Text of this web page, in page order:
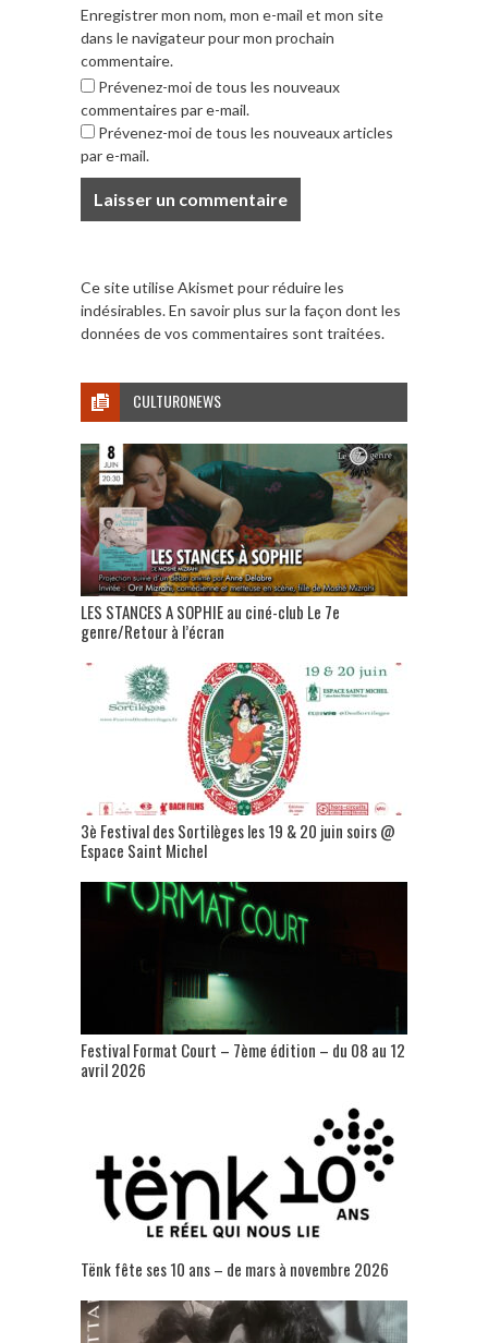
Enregistrer mon nom, mon e-mail et mon site
dans le navigateur pour mon prochain
commentaire.
Prévenez-moi de tous les nouveaux
commentaires par e-mail.
Prévenez-moi de tous les nouveaux articles
par e-mail.
Ce site utilise Akismet pour réduire les
indésirables.En savoir plus sur la façon dont les
données de vos commentaires sont traitées.
CULTURONEWS
LES STANCES A SOPHIE au ciné-club Le 7e
genre/Retour à l’écran
3è Festival des Sortilèges les 19 & 20 juin soirs @
Espace Saint Michel
Festival Format Court – 7ème édition – du 08 au 12
avril 2026
Tënk fête ses 10 ans – de mars à novembre 2026